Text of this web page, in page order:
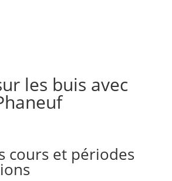
les buis avec
cours et périodes